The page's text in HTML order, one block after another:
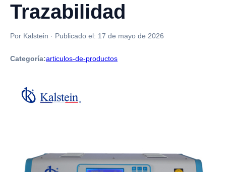
Trazabilidad
Por Kalstein · Publicado el: 17 de mayo de 2026
Categoría:articulos-de-productos